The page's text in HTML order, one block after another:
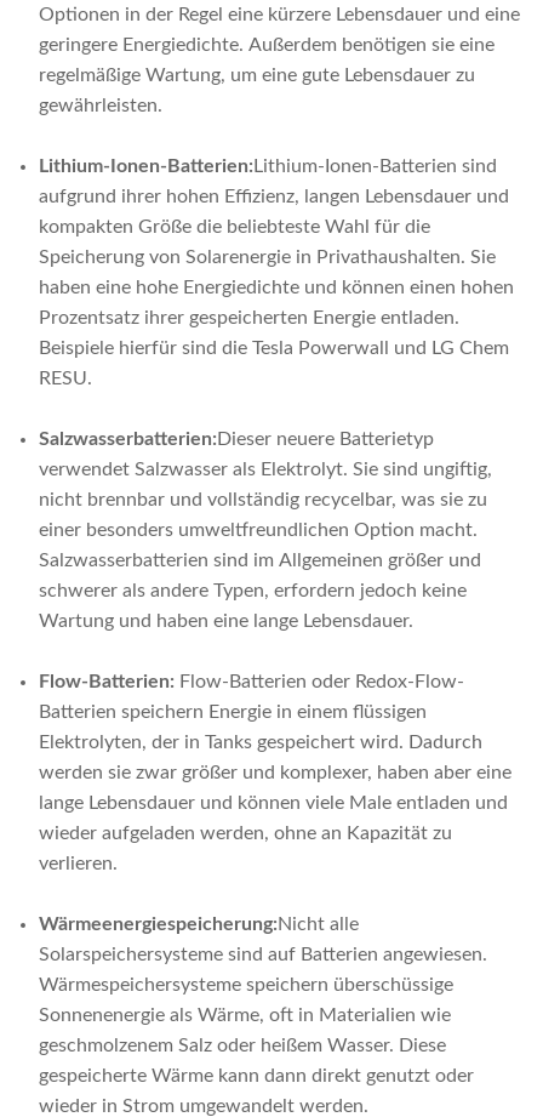
Optionen in der Regel eine kürzere Lebensdauer und eine
geringere Energiedichte. Außerdem benötigen sie eine
regelmäßige Wartung, um eine gute Lebensdauer zu
gewährleisten.
Lithium-Ionen-Batterien:Lithium-Ionen-Batterien sind
aufgrund ihrer hohen Effizienz, langen Lebensdauer und
kompakten Größe die beliebteste Wahl für die
Speicherung von Solarenergie in Privathaushalten. Sie
haben eine hohe Energiedichte und können einen hohen
Prozentsatz ihrer gespeicherten Energie entladen.
Beispiele hierfür sind die Tesla Powerwall und LG Chem
RESU.
Salzwasserbatterien:Dieser neuere Batterietyp
verwendet Salzwasser als Elektrolyt. Sie sind ungiftig,
nicht brennbar und vollständig recycelbar, was sie zu
einer besonders umweltfreundlichen Option macht.
Salzwasserbatterien sind im Allgemeinen größer und
schwerer als andere Typen, erfordern jedoch keine
Wartung und haben eine lange Lebensdauer.
Flow-Batterien: Flow-Batterien oder Redox-Flow-
Batterien speichern Energie in einem flüssigen
Elektrolyten, der in Tanks gespeichert wird. Dadurch
werden sie zwar größer und komplexer, haben aber eine
lange Lebensdauer und können viele Male entladen und
wieder aufgeladen werden, ohne an Kapazität zu
verlieren.
Wärmeenergiespeicherung:Nicht alle
Solarspeichersysteme sind auf Batterien angewiesen.
Wärmespeichersysteme speichern überschüssige
Sonnenenergie als Wärme, oft in Materialien wie
geschmolzenem Salz oder heißem Wasser. Diese
gespeicherte Wärme kann dann direkt genutzt oder
wieder in Strom umgewandelt werden.